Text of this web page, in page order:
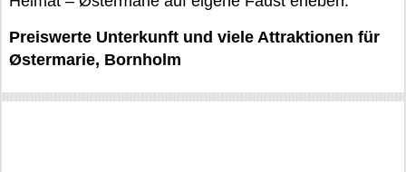
Preiswerte Unterkunft und viele Attraktionen für
Østermarie, Bornholm